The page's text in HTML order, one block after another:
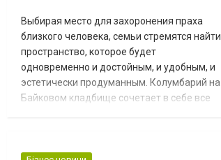
Выбирая место для захоронения праха
близкого человека, семьи стремятся найти
пространство, которое будет
одновременно и достойным, и удобным, и
эстетически продуманным. Колумбарий на
Байковом кладбище сочетает в себе все